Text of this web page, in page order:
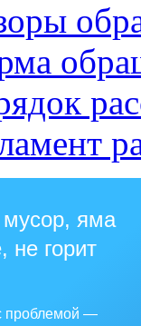
яма
не горит
проблемой —